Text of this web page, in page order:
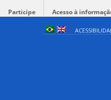
Participe Acesso à